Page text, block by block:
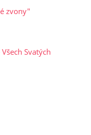
zvony"
Svatých